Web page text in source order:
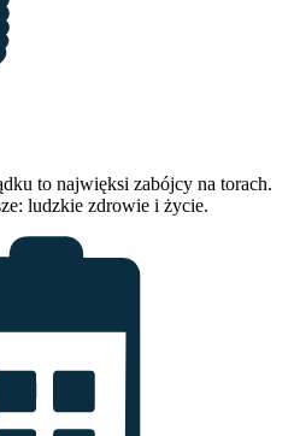
to najwięksi zabójcy na torach.
ludzkie zdrowie i życie.